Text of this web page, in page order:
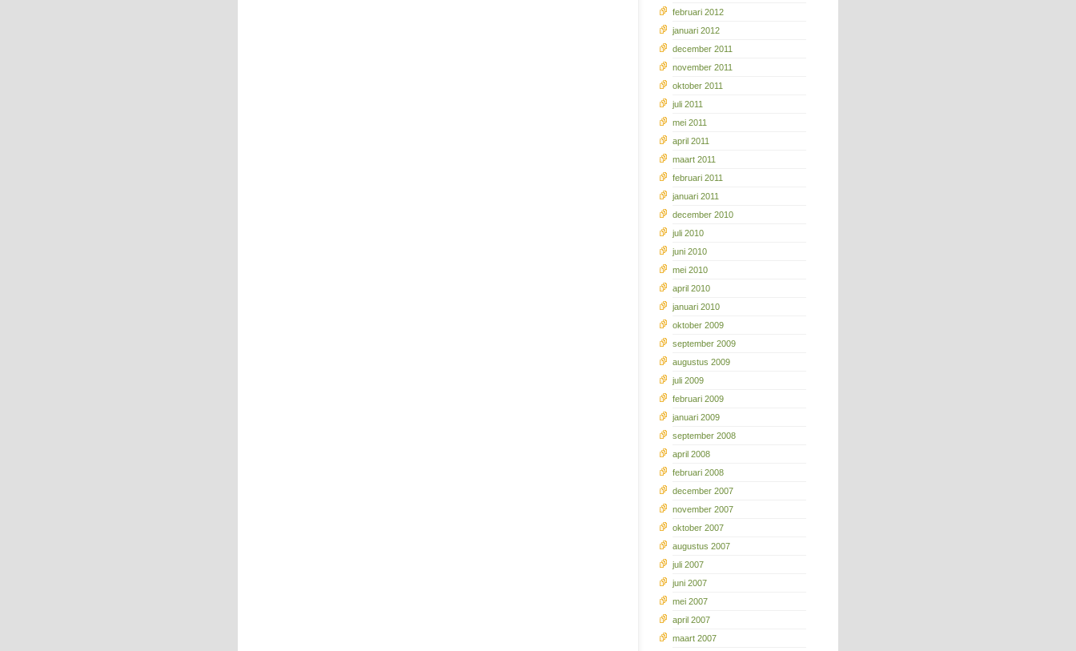
februari 2012
januari 2012
december 2011
november 2011
oktober 2011
juli 2011
mei 2011
april 2011
maart 2011
februari 2011
januari 2011
december 2010
juli 2010
juni 2010
mei 2010
april 2010
januari 2010
oktober 2009
september 2009
augustus 2009
juli 2009
februari 2009
januari 2009
september 2008
april 2008
februari 2008
december 2007
november 2007
oktober 2007
augustus 2007
juli 2007
juni 2007
mei 2007
april 2007
maart 2007